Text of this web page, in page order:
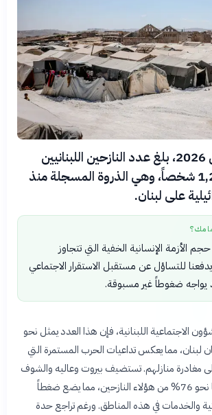
في منتصف أبريل 2026، بلغ عدد النازحين اللبنانيين
داخلياً 1,208,869 شخصاً، وهي الذروة المسجلة منذ
على لبنان.
الأزمة الإنسانية الخفية التي تتجاوز
ويدفعنا للتساؤل عن مستقبل الاستقرار الاجتماعي
يواجه ضغوطاً غير مسبوقة.
الاجتماعية اللبنانية، فإن هذا العدد يمثل نحو
لبنان، مما يعكس تداعيات الحرب المستمرة التي
مغادرة منازلهم. تستضيف بيروت وعاليه والشوف
وصيدا وبعبدا وحدها نحو 76% من هؤلاء النازحين، مما يضع ضغطاً
والخدمات في هذه المناطق. ورغم تراجع حدة